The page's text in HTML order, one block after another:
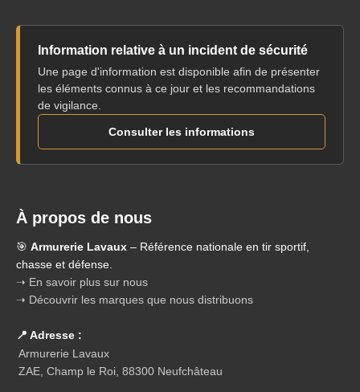
Information relative à un incident de sécurité
Une page d'information est disponible afin de présenter
les éléments connus à ce jour et les recommandations
de vigilance.
Consulter les informations
À propos de nous
🎯 Armurerie Lavaux – Référence nationale en tir sportif,
chasse et défense.
➝ En savoir plus sur nous
➝ Découvrir les marques que nous distribuons
📍 Adresse :
Armurerie Lavaux
ZAE, Champ le Roi, 88300 Neufchâteau